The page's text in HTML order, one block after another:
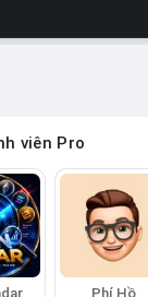
viên Pro
Phí Hồ